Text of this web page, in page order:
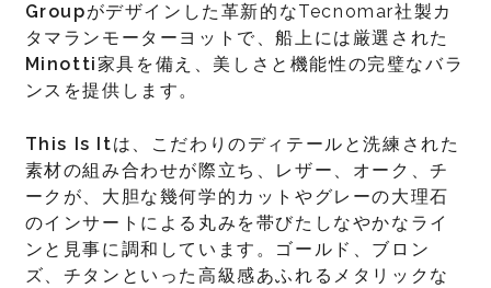
Groupがデザインした革新的なTecnomar社製カ
タマランモーターヨットで、船上には厳選された
Minotti家具を備え、美しさと機能性の完璧なバラ
ンスを提供します。
This Is Itは、こだわりのディテールと洗練された
素材の組み合わせが際立ち、レザー、オーク、チ
ークが、大胆な幾何学的カットやグレーの大理石
のインサートによる丸みを帯びたしなやかなライ
ンと見事に調和しています。ゴールド、ブロン
ズ、チタンといった高級感あふれるメタリックな